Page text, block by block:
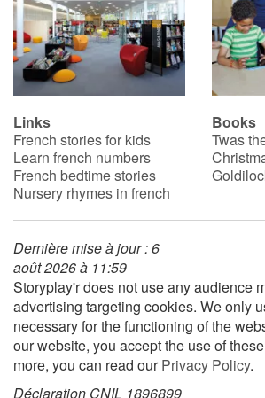
Links
French stories for kids
Learn french numbers
French bedtime stories
Nursery rhymes in french
Books
Twas
Dernière mise à jour : 6
août 2026 à 11:59
Storyplay'r does not use any audience
advertising targeting cookies. We only
necessary for the functioning of the
our website, you accept the use of
more, you can read ourPrivacy Policy.
Déclaration CNIL 1896899